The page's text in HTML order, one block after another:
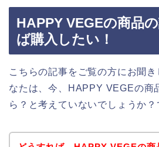
HAPPY VEGEの商品
ば購入したい！
こちらの記事をご覧の方にお聞
なたは、今、HAPPY VEGEの商
ら？と考えていないでしょうか？